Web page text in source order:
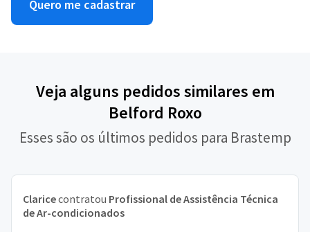
Quero me cadastrar
Veja alguns pedidos similares em
Belford Roxo
Esses são os últimos pedidos para Brastemp
Claricecontratou Profissional de Assistência Técnica
de Ar-condicionados